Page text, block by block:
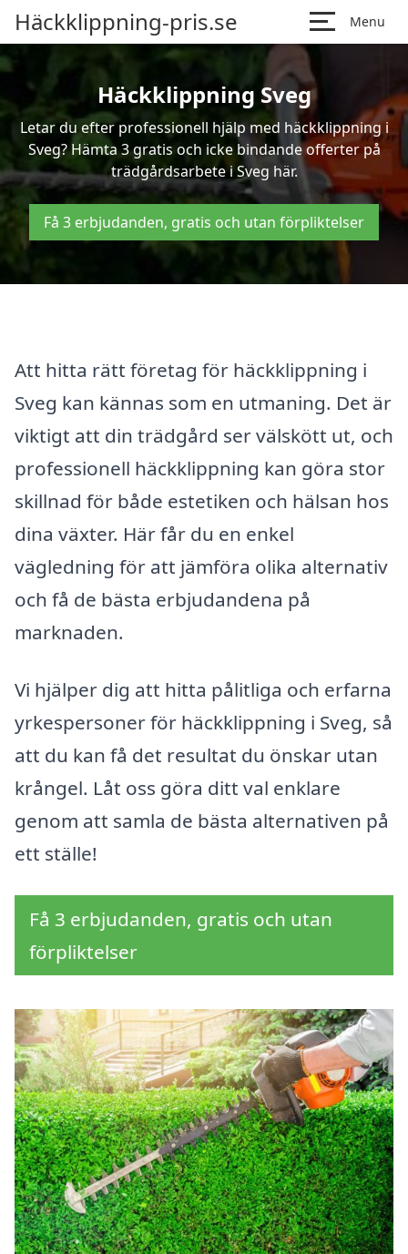
Häckklippning-pris.se Menu
Häckklippning Sveg
Letar du efter professionell hjälp med häckklippning i
Sveg? Hämta 3 gratis och icke bindande offerter på
trädgårdsarbete i Sveg här.
Få 3 erbjudanden, gratis och utan förpliktelser
Att hitta rätt företag för häckklippning i
Sveg kan kännas som en utmaning. Det är
viktigt att din trädgård ser välskött ut, och
professionell häckklippning kan göra stor
skillnad för både estetiken och hälsan hos
dina växter. Här får du en enkel
vägledning för att jämföra olika alternativ
och få de bästa erbjudandena på
marknaden.
Vi hjälper dig att hitta pålitliga och erfarna
yrkespersoner för häckklippning i Sveg, så
att du kan få det resultat du önskar utan
krångel. Låt oss göra ditt val enklare
genom att samla de bästa alternativen på
ett ställe!
Få 3 erbjudanden, gratis och utan
förpliktelser